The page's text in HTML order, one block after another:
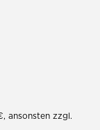
ansonsten zzgl.